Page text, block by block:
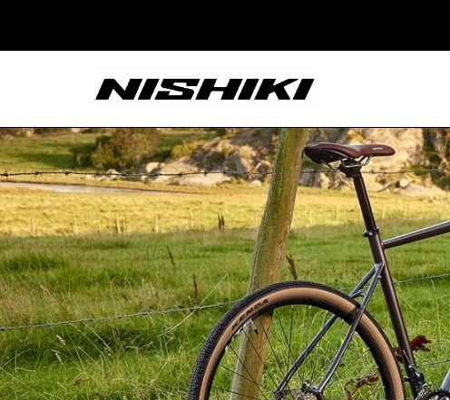
Nishiki – Xe Đạp
Nhật Bản – Since
1965